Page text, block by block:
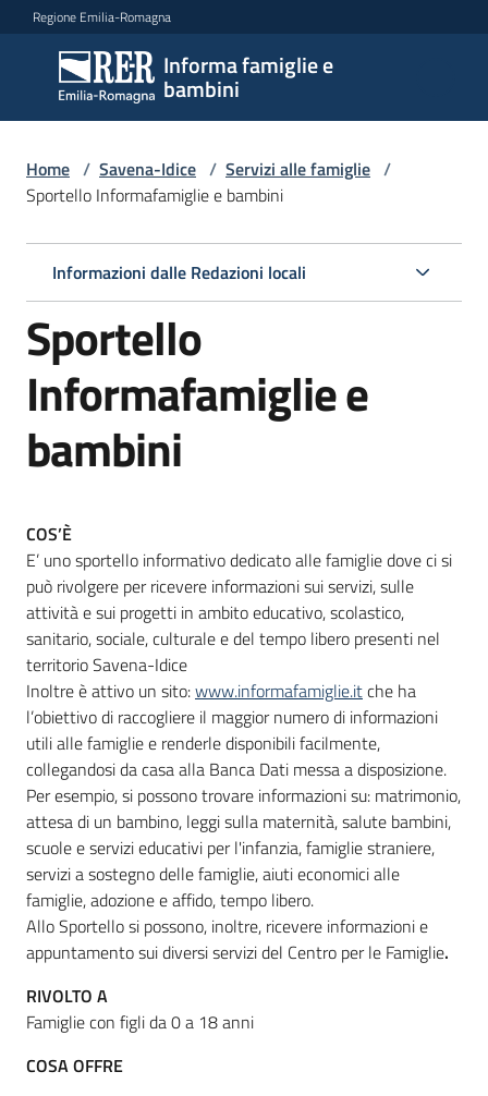
Vai al contenuto
Vai alla navigazione
Vai al footer
Regione Emilia-Romagna
Informa famiglie e
bambini
Informa
famiglie
e
bambini
Argomenti
Servizi
Menu selezionato
Centri
le
famiglie
Informazioni
locali
Newsletter
Home / Savena-Idice / Servizi alle famiglie /
Sportello Informafamiglie e bambini
Informazioni dalle Redazioni locali
Sportello
Informafamiglie e
bambini
COS’È
E’ uno sportello informativo dedicato alle famiglie dove ci si
può rivolgere per ricevere informazioni sui servizi, sulle
attività e sui progetti in ambito educativo, scolastico,
sanitario, sociale, culturale e del tempo libero presenti nel
territorio Savena-Idice
Inoltre è attivo un sito:www.informafamiglie.itche ha
l’obiettivo di raccogliere il maggior numero di informazioni
utili alle famiglie e renderle disponibili facilmente,
collegandosi da casa alla Banca Dati messa a disposizione.
Per esempio, si possono trovare informazioni su: matrimonio,
attesa di un bambino, leggi sulla maternità, salute bambini,
scuole e servizi educativi per l'infanzia, famiglie straniere,
servizi a sostegno delle famiglie, aiuti economici alle
famiglie, adozione e affido, tempo libero.
Allo Sportello si possono, inoltre, ricevere informazioni e
appuntamento sui diversi servizi del Centro per le Famiglie.
RIVOLTO A
Famiglie con figli da 0 a 18 anni
COSA OFFRE